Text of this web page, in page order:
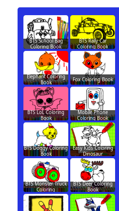
BTS School Bag
Coloring Book
BTS Rally Car
Coloring Book
Elephant Coloring
Book
Fox Coloring Book
BTS LoL Coloring
Book
Mobile Phone
Coloring Book
BTS Doggy Coloring
Book
Easy Kids Coloring
Dinosaur
BTS Monster Truck
Coloring
BTS Deer Coloring
Book